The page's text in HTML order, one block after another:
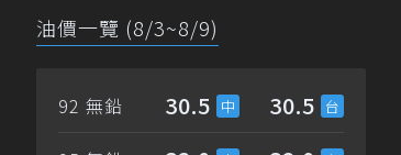
油價一覽 (8/3~8/9)
92 無鉛 30.5 30.5